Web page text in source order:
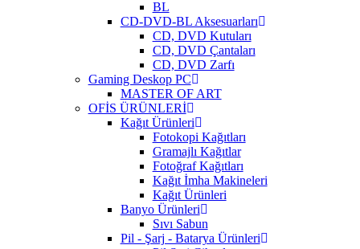
BL
CD-DVD-BL Aksesuarları
CD, DVD Kutuları
CD, DVD Çantaları
CD, DVD Zarfı
Gaming Deskop PC
MASTER OF ART
OFİS ÜRÜNLERİ
Kağıt Ürünleri
Fotokopi Kağıtları
Gramajlı Kağıtlar
Fotoğraf Kağıtları
Kağıt İmha Makineleri
Kağıt Ürünleri
Banyo Ürünleri
Sıvı Sabun
Pil - Şarj - Batarya Ürünleri